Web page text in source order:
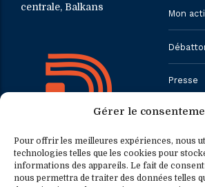
Gérer le
Pour offrir les meilleures expériences, nous
technologies telles que les cookies pour
informations des appareils. Le fait de
nous permettra de traiter des données telles
centrale, Balkans
Mon
Presse
Contact
Contact